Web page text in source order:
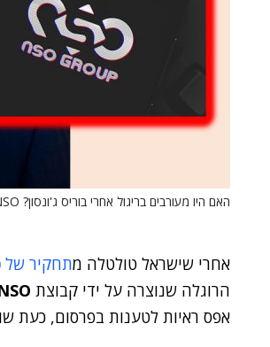
האם היו מעורבים בריגול אחרי בוריס ג'ונסון? NSO. עיבוד ממוחשב כאילוסטרציה.
אחרי שישראל טולטלה מתחקיר של
הרוגלה שנוצרה על ידי קבוצת
אפס ראיות לטענות בפרסום, כעת